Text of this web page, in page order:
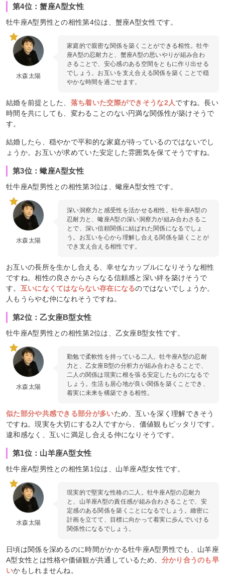
第4位：蟹座A型女性
牡牛座A型男性との相性第4位は、蟹座A型女性です。
水森太陽
家庭的で親密な関係を築くことができる相性。牡牛
座A型の忍耐力と、蟹座A型の思いやりが組み合わ
さることで、安心感のある空間をともに作り出せる
でしょう。お互いを支え合える関係を築くことで穏
やかな時間を過ごせます。
結婚を前提とした、 落ち着いた交際ができそうな2人ですね。長い
時間を共にしても、変わることのない円満な関係性が築けそうで
す。
結婚したら、穏やかで平和的な家庭が待っているのではないでし
ょうか。お互いが求めていた安定した雰囲気を保てそうですね。
第3位：蠍座A型女性
牡牛座A型男性との相性第3位は、蠍座A型女性です。
水森太陽
深い洞察力と感受性を活かせる相性。牡牛座A型の
忍耐力と、蠍座A型の深い洞察力が組み合わさるこ
とで、深い信頼関係に結ばれた関係になるでしょ
う。お互いを心から理解し合える関係を築くことが
でき支え合える相性です。
お互いの長所を生かし合える、幸せなカップルになりそうな相性
ですね。相性の良さからさらなる信頼感と深い絆を築けそうで
す。 互いになくてはならない存在になるのではないでしょうか。
人もうらやむ仲になれそうですね。
第2位：乙女座B型女性
牡牛座A型男性との相性第2位は、乙女座B型女性です。
水森太陽
勤勉で柔軟性を持っている二人。牡牛座A型の忍耐
力と、乙女座B型の分析力が組み合わさることで、
二人の関係は現実に根を張る安定したものになるで
しょう。生活も居心地が良い関係を築くことでき、
着実に未来を構築できる相性。
似た部分や共感できる部分が多いため、互いを深く理解できそう
ですね。現実を大切にする2人ですから、価値観もピッタリです。
違和感なく、互いに満足し合える仲になりそうです。
第1位：山羊座A型女性
牡牛座A型男性との相性第1位は、山羊座A型女性です。
水森太陽
現実的で堅実な性格の二人。牡牛座A型の忍耐力
と、山羊座A型の責任感が組み合わさることで、安
定感のある関係を築くことになるでしょう。緻密に
計画を立てて、目標に向かって着実に歩んでいける
関係性になるでしょう。
日頃は関係を深めるのに時間がかかる牡牛座A型男性でも、山羊座
A型女性とは性格や価値観が共通しているため、 分かり合うのも早
いかもしれませんね。